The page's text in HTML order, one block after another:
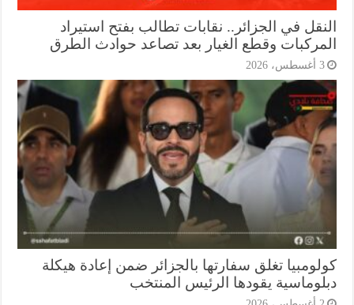
في الجزائر.. نقابات تطالب بفتح استيراد
وقطع الغيار بعد تصاعد حوادث الطرق
تغلق سفارتها بالجزائر ضمن إعادة هيكلة
يقودها الرئيس المنتخب